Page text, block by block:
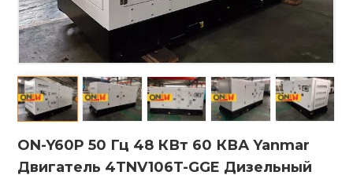
ON-Y60P 50 Гц 48 КВт 60 КВА Yanmar
Двигатель 4TNV106T-GGE Дизельный